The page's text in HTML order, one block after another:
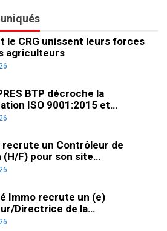
le CRG unissent leurs forces
agriculteurs
BTP décroche la
ISO 9001:2015 et…
recrute un Contrôleur de
(H/F) pour son site…
Immo recrute un (e)
Directrice de la…